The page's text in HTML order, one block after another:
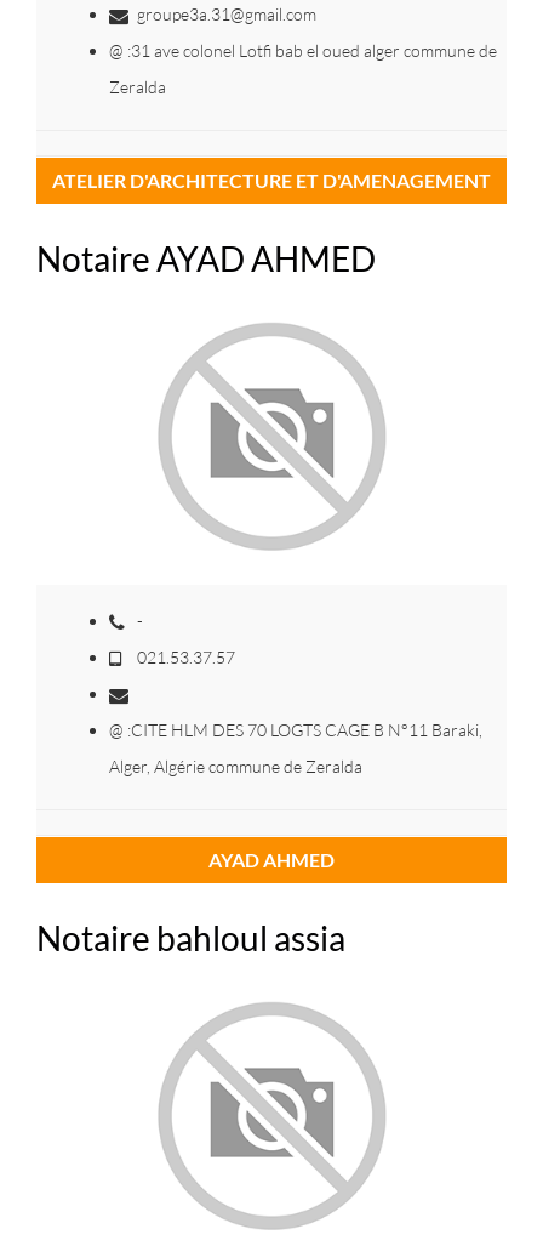
groupe3a.31@gmail.com
@ :31 ave colonel Lotfi bab el oued alger commune de
Zeralda
ATELIER D'ARCHITECTURE ET D'AMENAGEMENT
Notaire AYAD AHMED
-
021.53.37.57
@ :CITE HLM DES 70 LOGTS CAGE B N°11 Baraki,
Alger, Algérie commune de Zeralda
AYAD AHMED
Notaire bahloul assia